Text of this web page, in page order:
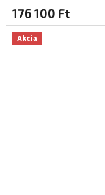
176 100 Ft
Akcia